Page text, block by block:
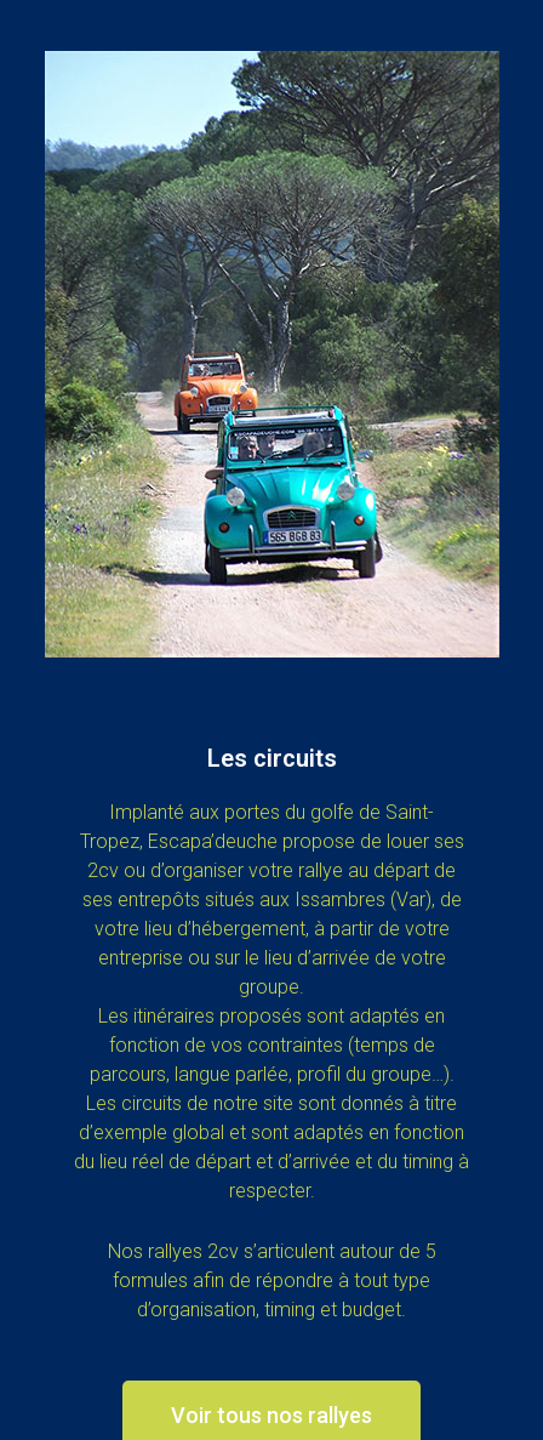
Les circuits
Implanté aux portes du golfe de Saint-
Tropez, Escapa’deuche propose de louer ses
2cv ou d’organiser votre rallye au départ de
ses entrepôts situés aux Issambres (Var), de
votre lieu d’hébergement, à partir de votre
entreprise ou sur le lieu d’arrivée de votre
groupe.
Les itinéraires proposés sont adaptés en
fonction de vos contraintes (temps de
parcours, langue parlée, profil du groupe…).
Les circuits de notre site sont donnés à titre
d’exemple global et sont adaptés en fonction
du lieu réel de départ et d’arrivée et du timing à
respecter.
Nos rallyes 2cv s’articulent autour de 5
formules afin de répondre à tout type
d’organisation, timing et budget.
Voir tous nos rallyes